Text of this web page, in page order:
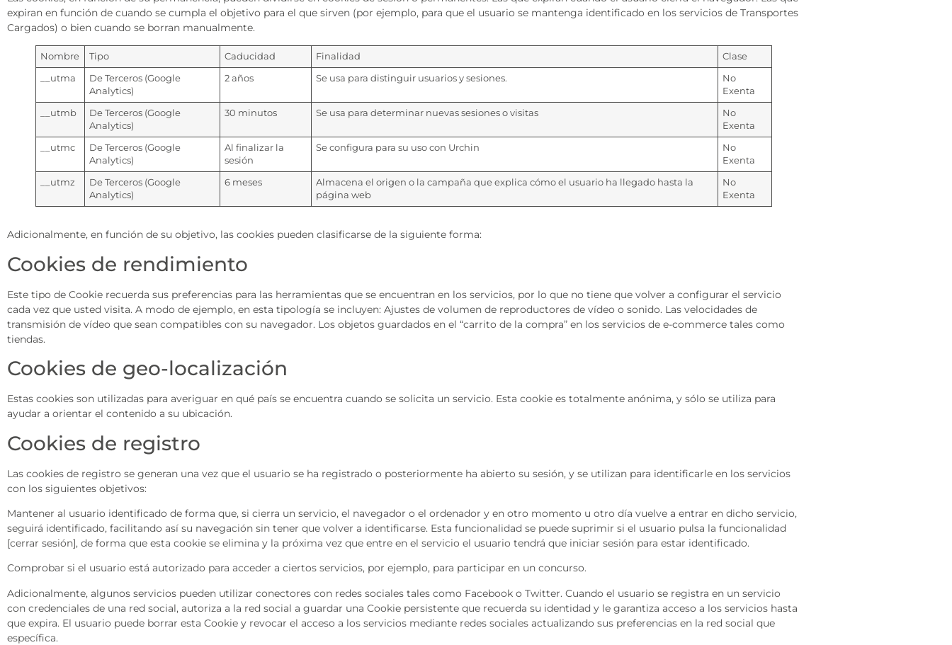
expiran en función de cuando se cumpla el objetivo para el que sirven (por ejemplo, para que el usuario se mantenga identificado en los servicios de Transportes
Cargados) o bien cuando se borran manualmente.
Nombre Tipo Caducidad Finalidad Clase
__utma
De Terceros (Google
Analytics)
2 años Se usa para distinguir usuarios y sesiones.
No
Exenta
__utmb
De Terceros (Google
Analytics)
30 minutos Se usa para determinar nuevas sesiones o visitas
No
Exenta
__utmc
De Terceros (Google
Analytics)
Al finalizar la
sesión
Se configura para su uso con Urchin
No
Exenta
__utmz
De Terceros (Google
Analytics)
6 meses
Almacena el origen o la campaña que explica cómo el usuario ha llegado hasta la
página web
No
Exenta
Adicionalmente, en función de su objetivo, las cookies pueden clasificarse de la siguiente forma:
Cookies de rendimiento
Este tipo de Cookie recuerda sus preferencias para las herramientas que se encuentran en los servicios, por lo que no tiene que volver a configurar el servicio
cada vez que usted visita. A modo de ejemplo, en esta tipología se incluyen: Ajustes de volumen de reproductores de vídeo o sonido. Las velocidades de
transmisión de vídeo que sean compatibles con su navegador. Los objetos guardados en el “carrito de la compra” en los servicios de e-commerce tales como
tiendas.
Cookies de geo-localización
Estas cookies son utilizadas para averiguar en qué país se encuentra cuando se solicita un servicio. Esta cookie es totalmente anónima, y sólo se utiliza para
ayudar a orientar el contenido a su ubicación.
Cookies de registro
Las cookies de registro se generan una vez que el usuario se ha registrado o posteriormente ha abierto su sesión, y se utilizan para identificarle en los servicios
con los siguientes objetivos:
Mantener al usuario identificado de forma que, si cierra un servicio, el navegador o el ordenador y en otro momento u otro día vuelve a entrar en dicho servicio,
seguirá identificado, facilitando así su navegación sin tener que volver a identificarse. Esta funcionalidad se puede suprimir si el usuario pulsa la funcionalidad
[cerrar sesión], de forma que esta cookie se elimina y la próxima vez que entre en el servicio el usuario tendrá que iniciar sesión para estar identificado.
Comprobar si el usuario está autorizado para acceder a ciertos servicios, por ejemplo, para participar en un concurso.
Adicionalmente, algunos servicios pueden utilizar conectores con redes sociales tales como Facebook o Twitter. Cuando el usuario se registra en un servicio
con credenciales de una red social, autoriza a la red social a guardar una Cookie persistente que recuerda su identidad y le garantiza acceso a los servicios hasta
que expira. El usuario puede borrar esta Cookie y revocar el acceso a los servicios mediante redes sociales actualizando sus preferencias en la red social que
específica.